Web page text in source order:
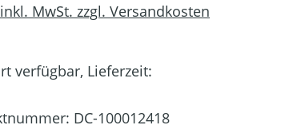
MwSt. zzgl. Versandkosten
verfügbar, Lieferzeit:
DC-100012418